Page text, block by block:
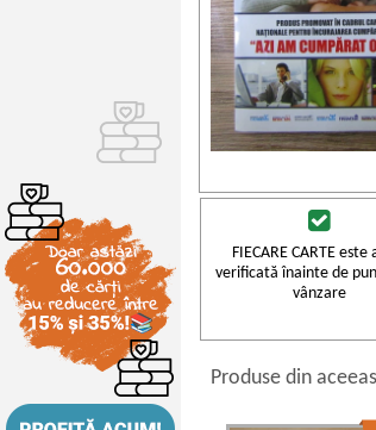
FIECARE CARTE
verificată înainte de
vânzare
Produse din